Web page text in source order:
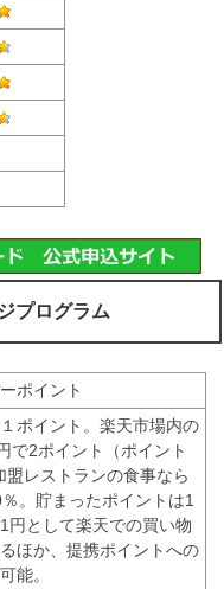
プログラム
ポイント
ポイント。楽天市場内の
で2ポイント（ポイント
盟レストランの食事なら
。貯まったポイントは1
円として楽天での買い物
ほか、提携ポイントへの
能。